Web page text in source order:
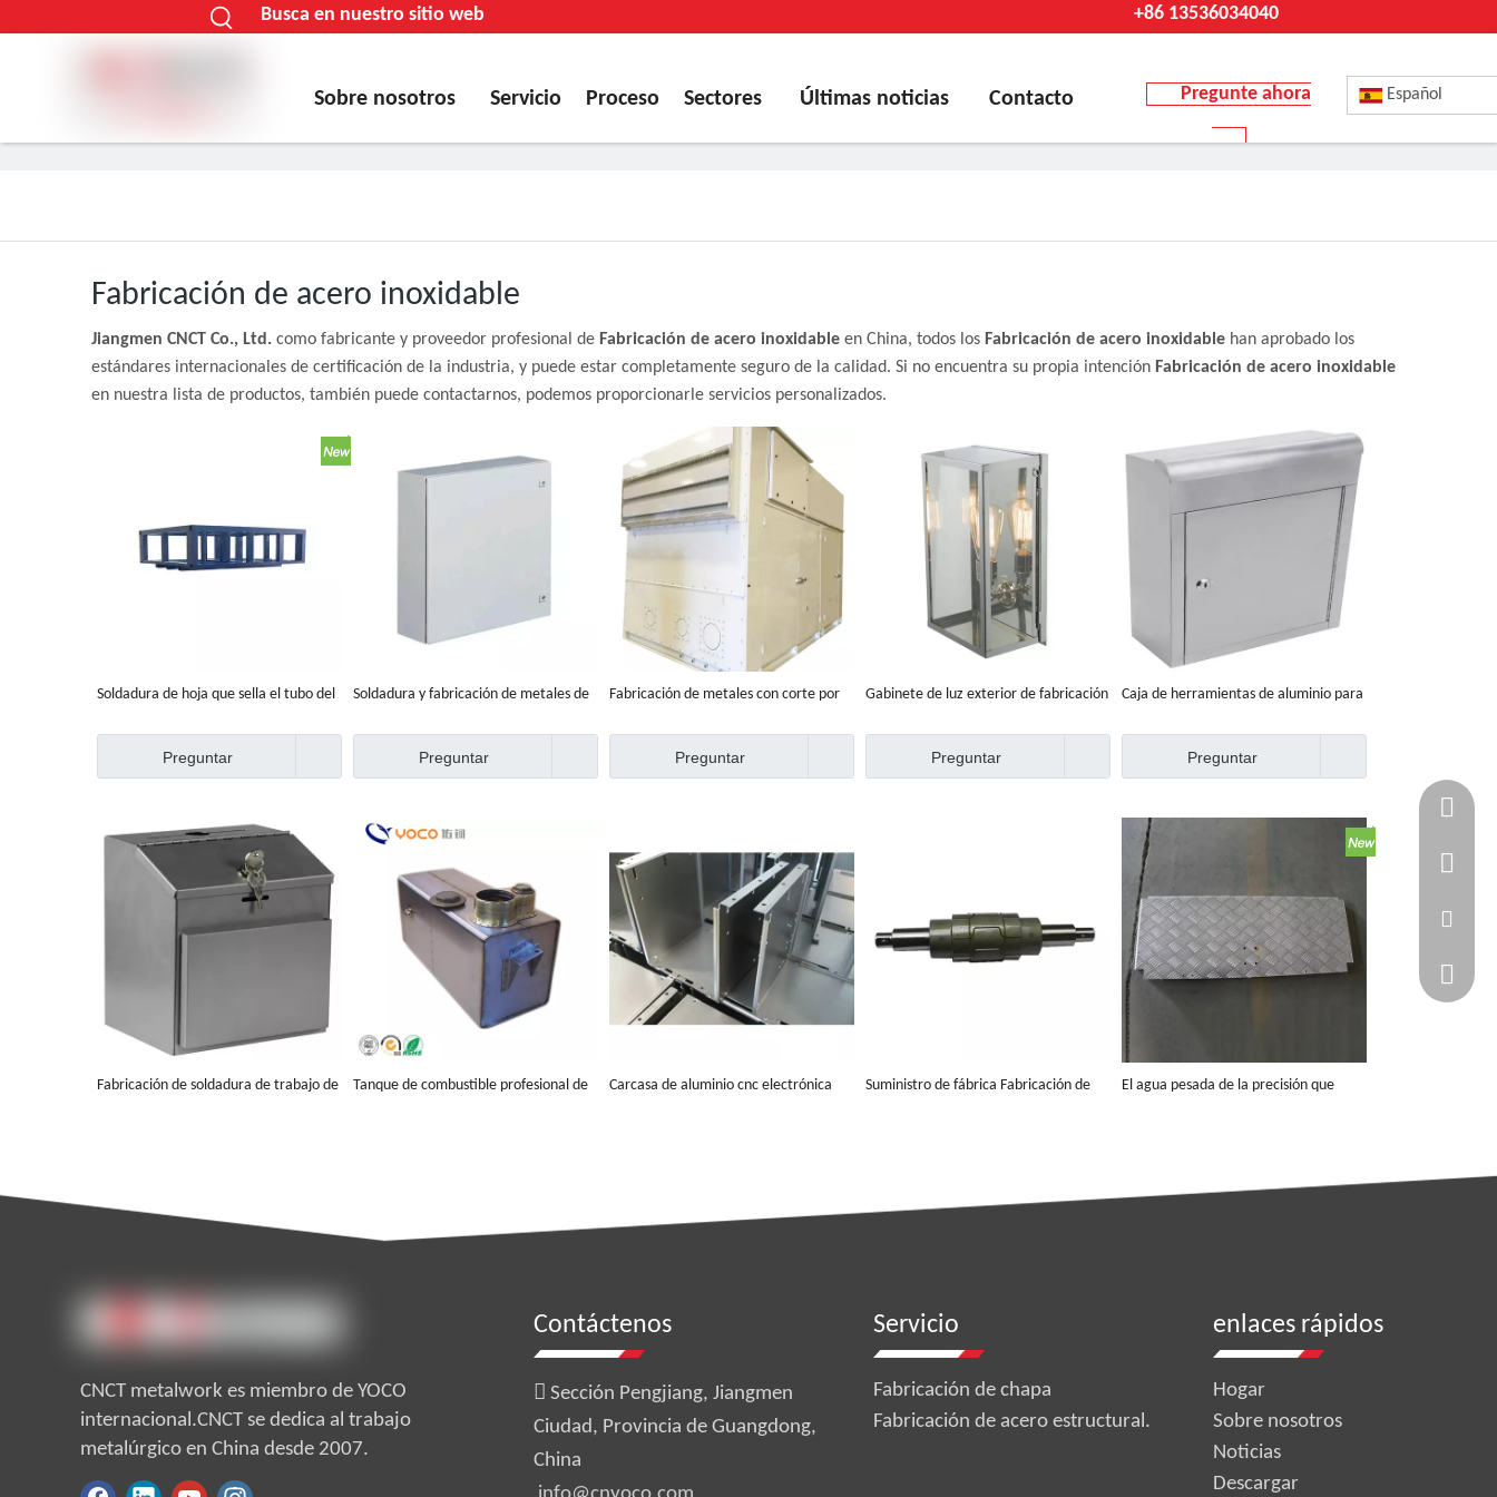
Busca en nuestro sitio web +86 13536034040
Sobre nosotros Servicio Proceso Sectores Últimas noticias Contacto Pregunte ahora Español
Fabricación de acero inoxidable
Jiangmen CNCT Co., Ltd. como fabricante y proveedor profesional de Fabricación de acero inoxidable en China, todos los Fabricación de acero inoxidable han aprobado los
estándares internacionales de certificación de la industria, y puede estar completamente seguro de la calidad. Si no encuentra su propia intención Fabricación de acero inoxidable
en nuestra lista de productos, también puede contactarnos, podemos proporcionarle servicios personalizados.
Soldadura de hoja que sella el tubo del
Preguntar
Soldadura y fabricación de metales de
Preguntar
Fabricación de metales con corte por
Preguntar
Gabinete de luz exterior de fabricación
Preguntar
Caja de herramientas de aluminio para
Preguntar
Fabricación de soldadura de trabajo de
Tanque de combustible profesional de
Carcasa de aluminio cnc electrónica
Suministro de fábrica Fabricación de
El agua pesada de la precisión que
1 2 »
CNCT metalwork es miembro de YOCO
internacional.CNCT se dedica al trabajo
metalúrgico en China desde 2007.
Contáctenos
 Sección Pengjiang, Jiangmen
Ciudad, Provincia de Guangdong,
China
Servicio
Fabricación de chapa
Fabricación de acero estructural.
enlaces rápidos
Hogar
Sobre nosotros
Noticias
Descargar
+86-